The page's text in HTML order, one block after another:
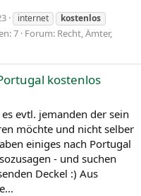
internet
kostenlos
7 Forum: Recht, Ämter,
kostenlos
evtl. jemanden der sein
möchte und nicht selber
einiges nach Portugal
- und suchen
Deckel :) Aus